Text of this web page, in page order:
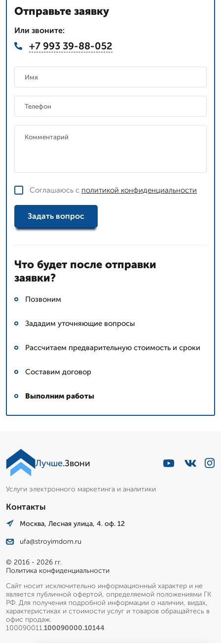
Отправьте заявку
Или звоните:
+7 993 39-88-052
Соглашаюсь с политикой конфиденциальности
Задать вопрос
Что будет после отправки
заявки?
Позвоним
Зададим уточняющие вопросы
Рассчитаем предварительную стоимость и сроки
Составим договор
Выполним работы
Лучше.Звони
Услуги электронного маркетинга и аналитики
Контакты
Москва, Лесная улица, 4. оф. 12
ufa@stroyimdom.ru
© 2016 - 2026 гг.
Политика конфиденциальности
Сайт носит исключительно информационный характер и не
является публичной офертой, определяемой положениями ГК
РФ. Для получения подробной информации о наличии, видах,
характеристиках и стоимости услуг и товаров обращайтесь в
офис продаж.
100090011.100090000.10144